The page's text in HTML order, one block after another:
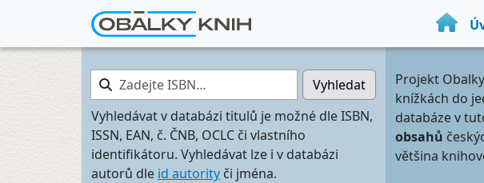
Zadejte ISBN…
Vyhledat
Vyhledávat v databázi titulů je možné dle ISBN,
ISSN, EAN, č. ČNB, OCLC či vlastního
identifikátoru. Vyhledávat lze i v databázi
autorů dle id autority či jména.
Projekt
knížkách do
databáze v
obsahů
většina